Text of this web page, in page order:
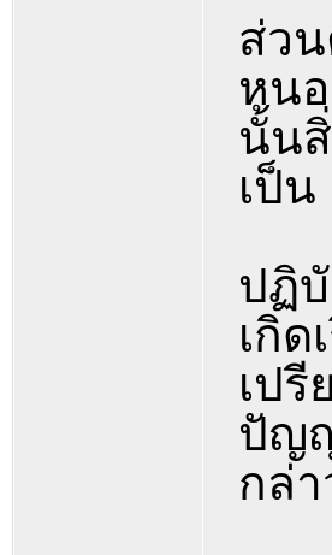
ส่ว
หน
นั้น
เป็
ปฏิ
เกิ
เป
ปัญ
กล่